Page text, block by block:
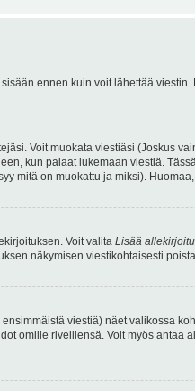
ennen kuin voit lähettää
Voit muokata viestiäsi (Joskus
kun palaat lukemaan viestiä.
mitä on muokattu ja miksi).
Voit valita Lisää
näkymisen viestikohtaisesti
viestiä) näet valikossa
omille riveillensä. Voit myös